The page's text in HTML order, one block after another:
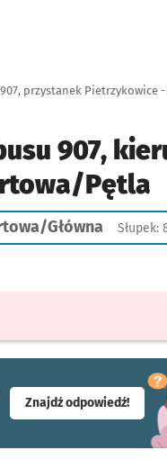
907,
Pętla
Główna Słupek:
Znajdź odpowiedź!-